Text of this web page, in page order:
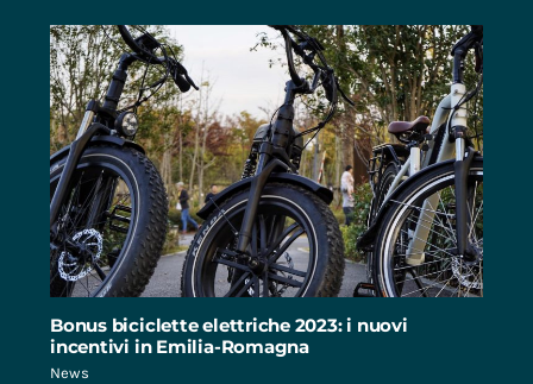
Bonus biciclette elettriche 2023: i nuovi
incentivi in Emilia-Romagna
News